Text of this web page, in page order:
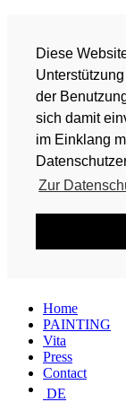
Diese
der
sich damit
im Einklang
Zur
Vita
Press
EN
Home
PAINTING
Vita
Press
Contact
DE